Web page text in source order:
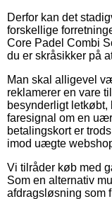
Derfor kan det
forskellige
Core Padel Combi
du er skråsikker på
Man skal alligevel
reklamerer en vare
besynderligt
faresignal om en
betalingskort er
imod uægte
Vi tilråder køb med
Som en alternativ
afdragsløsning som